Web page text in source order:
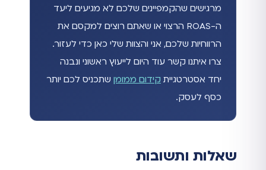
מרגישים שהקמפיינים שלכם לא מגיעים ליעד
ה-ROAS הרצוי או שאתם רוצים למקסם את
הרווחיות שלכם, אני והצוות שלי כאן כדי לעזור.
צרו איתנו קשר עוד היום לייעוץ ראשוני ונבנה
יחד אסטרטגיית קידום ממומן שתכניס לכם יותר
כסף לעסק.
שאלות ותשובות